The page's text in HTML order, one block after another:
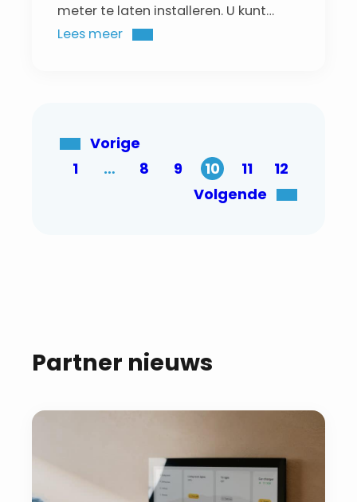
meter te laten installeren. U kunt
deze niet meer uitstellen. Het is ook
Lees meer
Vorige
1
… 8 9 10 11
12
Volgende
Partner nieuws